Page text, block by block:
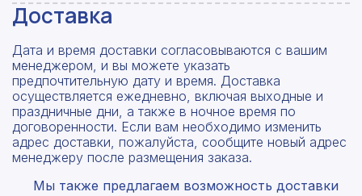
Доставка
Дата и время доставки согласовываются с вашим
менеджером, и вы можете указать
предпочтительную дату и время. Доставка
осуществляется ежедневно, включая выходные и
праздничные дни, а также в ночное время по
договоренности. Если вам необходимо изменить
адрес доставки, пожалуйста, сообщите новый адрес
менеджеру после размещения заказа.
Мы также предлагаем возможность доставки